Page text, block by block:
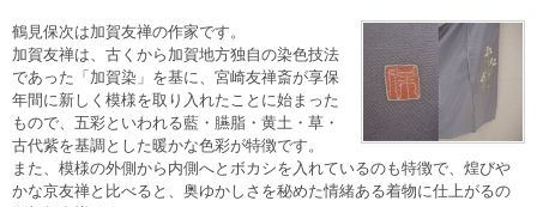
鶴見保次は加賀友禅の作家です。
加賀友禅は、古くから加賀地方独自の染色技法
であった「加賀染」を基に、宮崎友禅斎が享保
年間に新しく模様を取り入れたことに始まった
もので、五彩といわれる藍・臙脂・黄土・草・
古代紫を基調とした暖かな色彩が特徴です。
また、模様の外側から内側へとボカシを入れているのも特徴で、煌びや
かな京友禅と比べると、奥ゆかしさを秘めた情緒ある着物に仕上がるの